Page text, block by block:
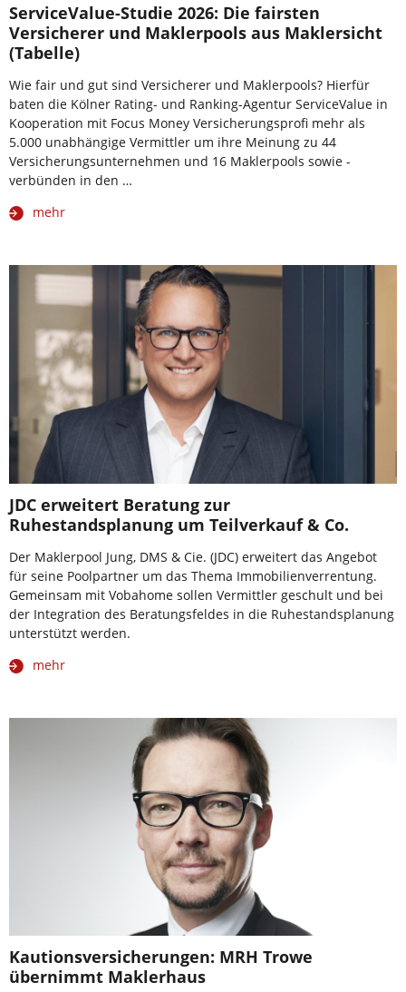
ServiceValue-Studie 2026: Die fairsten
Versicherer und Maklerpools aus Maklersicht
(Tabelle)
Wie fair und gut sind Versicherer und Maklerpools? Hierfür
baten die Kölner Rating- und Ranking-Agentur ServiceValue in
Kooperation mit Focus Money Versicherungsprofi mehr als
5.000 unabhängige Vermittler um ihre Meinung zu 44
Versicherungsunternehmen und 16 Maklerpools sowie -
verbünden in den …
mehr
JDC erweitert Beratung zur
Ruhestandsplanung um Teilverkauf & Co.
Der Maklerpool Jung, DMS & Cie. (JDC) erweitert das Angebot
für seine Poolpartner um das Thema Immobilienverrentung.
Gemeinsam mit Vobahome sollen Vermittler geschult und bei
der Integration des Beratungsfeldes in die Ruhestandsplanung
unterstützt werden.
mehr
Kautionsversicherungen: MRH Trowe
übernimmt Maklerhaus